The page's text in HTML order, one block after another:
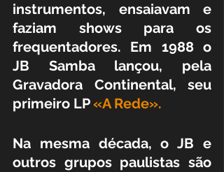
instrumentos, ensaiavam e
faziam shows para os
frequentadores. Em 1988 o
JB Samba lançou, pela
Gravadora Continental, seu
primeiro LP «A Rede».
Na mesma década, o JB e
outros grupos paulistas são